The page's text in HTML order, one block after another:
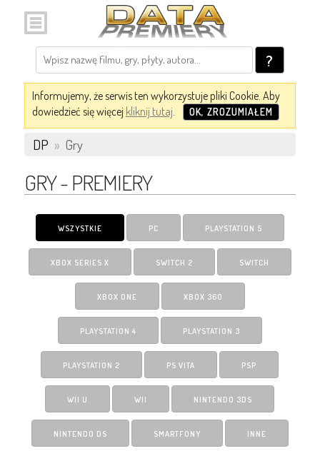
?
Informujemy, że serwis ten wykorzystuje pliki Cookie. Aby
dowiedzieć się więcej kliknij tutaj. OK, ZROZUMIAŁEM
DP » Gry
GRY - PREMIERY
WSZYSTKIE PC PLAYSTATION 5
XBOX SERIES X SWITCH 2 SWITCH
XBOX ONE XBOX 360
PLAYSTATION 4 PLAYSTATION 3
PLAYSTATION 2 PS VITA PSP
WII U WII NINTENDO 3DS
NINTENDO DS SMARTFONY INNE